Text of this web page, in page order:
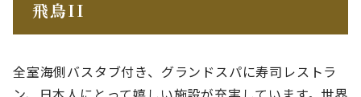
飛鳥II
全室海側バスタブ付き、グランドスパに寿司レストラ